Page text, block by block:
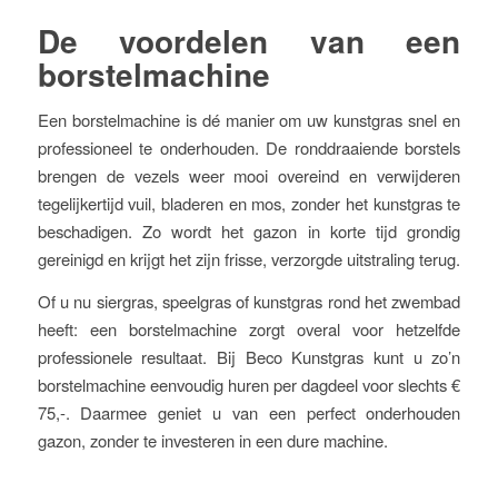
De voordelen van een
borstelmachine
Een borstelmachine is dé manier om uw kunstgras snel en
professioneel te onderhouden. De ronddraaiende borstels
brengen de vezels weer mooi overeind en verwijderen
tegelijkertijd vuil, bladeren en mos, zonder het kunstgras te
beschadigen. Zo wordt het gazon in korte tijd grondig
gereinigd en krijgt het zijn frisse, verzorgde uitstraling terug.
Of u nu siergras, speelgras of kunstgras rond het zwembad
heeft: een borstelmachine zorgt overal voor hetzelfde
professionele resultaat. Bij Beco Kunstgras kunt u zo’n
borstelmachine eenvoudig huren per dagdeel voor slechts €
75,-. Daarmee geniet u van een perfect onderhouden
gazon, zonder te investeren in een dure machine.